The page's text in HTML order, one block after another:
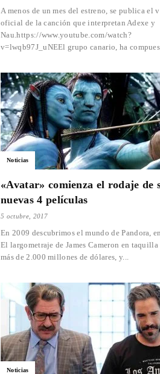
A menos de un mes del estreno, se publica el
oficial de la canción que interpretan Adexe y
Nau.https://www.youtube.com/watch?
v=lwqb97J_uNEEl grupo canario, ha
Noticias
«Avatar» comienza el rodaje de
nuevas 4 películas
5 octubre, 2017
En 2009 descubrimos el mundo de Pandora,
El largometraje de James Cameron en taquilla
más de 2.000 millones de dólares, y...
Noticias